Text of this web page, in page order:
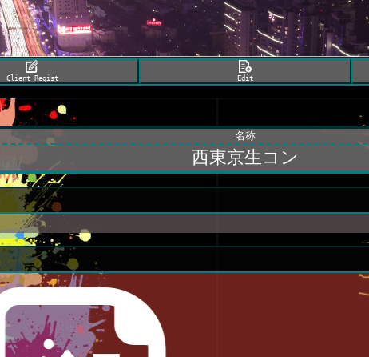
Client Regist Edit
名称
西東京生コン